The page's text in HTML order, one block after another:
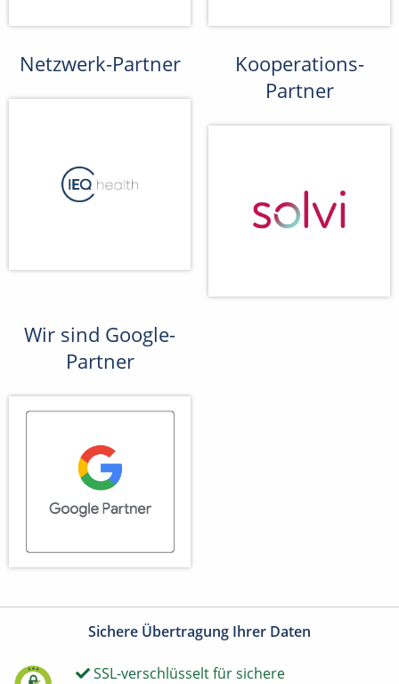
Netzwerk-Partner
Kooperations-
Partner
Wir sind Google-
Partner
Sichere Übertragung Ihrer Daten
SSL-verschlüsselt für sichere